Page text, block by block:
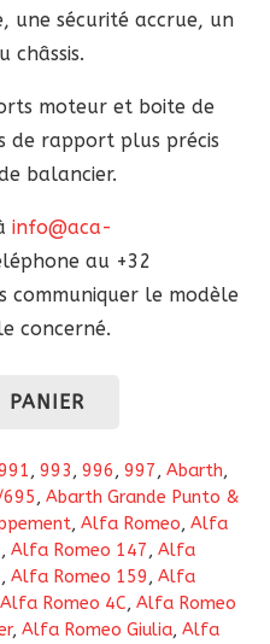
une sécurité accrue, un
châssis.
moteur et boite de
de rapport plus précis
balancier.
info@aca-
au +32
communiquer le modèle
concerné.
PANIER
, 993, 996, 997, Abarth,
, Abarth Grande Punto &
, Alfa Romeo, Alfa
, Alfa Romeo 147, Alfa
, Alfa Romeo 159, Alfa
Alfa Romeo 4C, Alfa Romeo
, Alfa Romeo Giulia, Alfa